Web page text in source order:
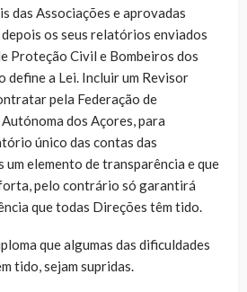
das Associações e aprovadas
os seus relatórios enviados
Proteção Civil e Bombeiros dos
define a Lei. Incluir um Revisor
pela Federação de
dos Açores, para
único das contas das
um elemento de transparência e que
pelo contrário só garantirá
que todas Direções têm tido.
que algumas das dificuldades
tido, sejam supridas.